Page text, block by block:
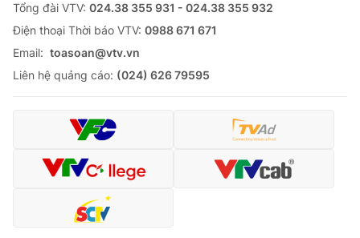
Emagazine Podcast
Photo
VTV Money
VTV Sức khoẻ
Tổng đài VTV: 024.38 355 931 - 024.38 355 932
Ðiện thoại Thời báo VTV: 0988 671 671
Email: toasoan@vtv.vn
Liên hệ quảng cáo: (024) 626 79595